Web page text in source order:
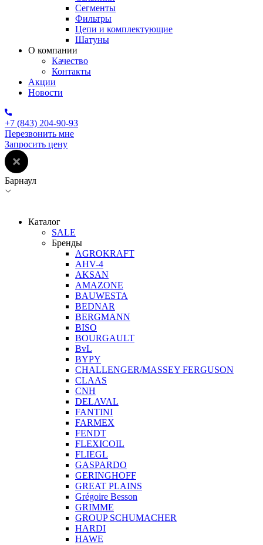
Сегменты
Фильтры
Цепи и комплектующие
Шатуны
О компании
Качество
Контакты
Акции
Новости
+7 (843) 204-90-93
Перезвонить мне
Запросить цену
Барнаул
Каталог
SALE
Бренды
AGROKRAFT
AHV-4
AKSAN
AMAZONE
BAUWESTA
BEDNAR
BERGMANN
BISO
BOURGAULT
BvL
BYPY
CHALLENGER/MASSEY FERGUSON
CLAAS
CNH
DELAVAL
FANTINI
FARMEX
FENDT
FLEXICOIL
FLIEGL
GASPARDO
GERINGHOFF
GREAT PLAINS
Grégoire Besson
GRIMME
GROUP SCHUMACHER
HARDI
HAWE